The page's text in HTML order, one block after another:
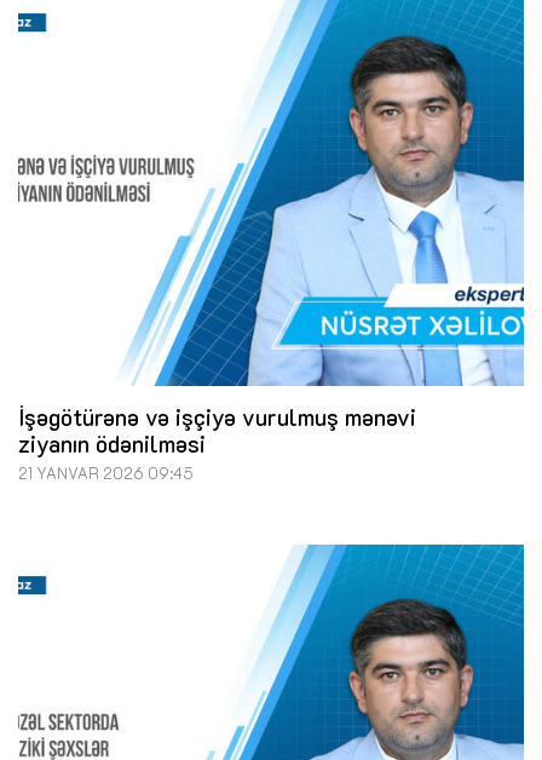
İşəgötürənə və işçiyə vurulmuş mənəvi
ziyanın ödənilməsi
21 YANVAR 2026 09:45